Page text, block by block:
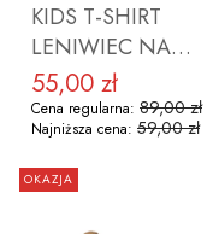
KIDS T-SHIRT
LENIWIEC NA
WAKACJACH
Cena promocyjna
55,00 zł
Cena regularna: 89,00 zł
Najniższa cena: 59,00 zł
OKAZJA